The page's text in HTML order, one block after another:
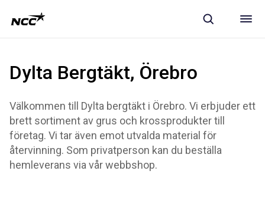
Dylta Bergtäkt, Örebro
Välkommen till Dylta bergtäkt i Örebro. Vi erbjuder ett
brett sortiment av grus och krossprodukter till
företag. Vi tar även emot utvalda material för
återvinning. Som privatperson kan du beställa
hemleverans via vår webbshop.